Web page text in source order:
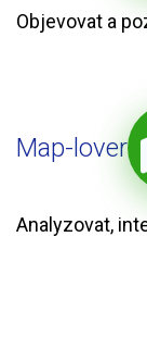
Objevovat a
Map-lover
Analyzovat,